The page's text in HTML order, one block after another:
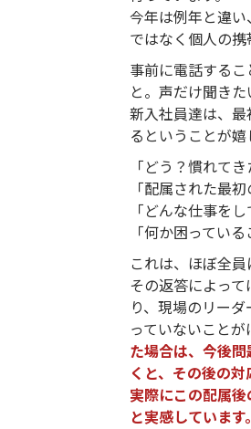
今年は例年と違
ではなく個人の
事前に電話する
と。声だけ聞きた
新入社員達は、
るということが嬉
「どう？慣れてき
「配属された最
「どんな仕事を
「何か困ってい
これは、ほぼ全員
その返答によっ
り、現場のリー
っていないことが
た場合は、今後
くと、その後の対
実際にこの配属
と実感しています。